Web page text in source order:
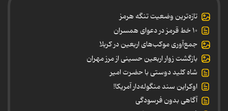
تازه‌ترین وضعیت تنگه هرمز
۱۰ خط قرمز در دعوای همسران
جمع‌آوری موکب‌های اربعین در کربلا
بازگشت زوار اربعین حسینی از مرز مهران
شاه کلید دوستی با حضرت امیر
اوکراین سند منگوله‌دار آمریکا!
آگاهی بدون فرسودگی